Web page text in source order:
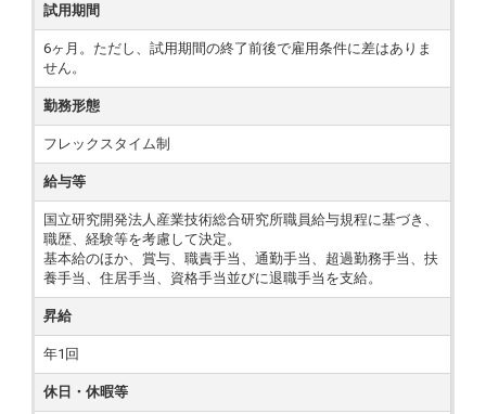
試用期間
6ヶ月。ただし、試用期間の終了前後で雇用条件に差はありま
せん。
勤務形態
フレックスタイム制
給与等
国立研究開発法人産業技術総合研究所職員給与規程に基づき、
職歴、経験等を考慮して決定。
基本給のほか、賞与、職責手当、通勤手当、超過勤務手当、扶
養手当、住居手当、資格手当並びに退職手当を支給。
昇給
年1回
休日・休暇等